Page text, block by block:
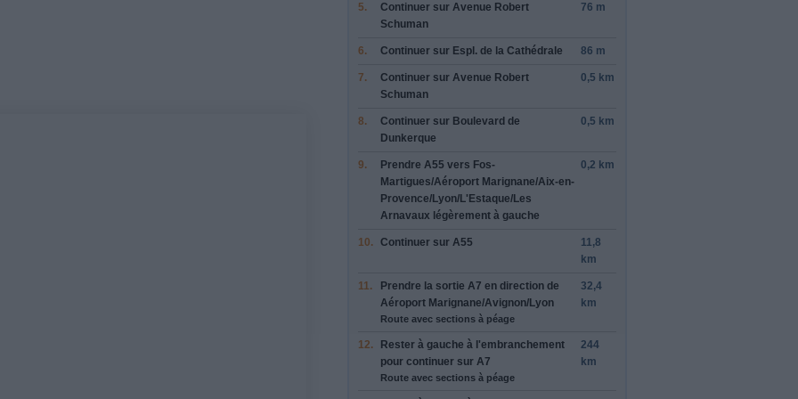
5. Continuer sur Avenue Robert
Schuman
76 m
6. Continuer sur Espl. de la Cathédrale 86 m
7. Continuer sur Avenue Robert
Schuman
0,5 km
8. Continuer sur Boulevard de
Dunkerque
0,5 km
9. Prendre A55 vers Fos-
Martigues/Aéroport Marignane/Aix-en-
Provence/Lyon/L'Estaque/Les
Arnavaux légèrement à gauche
0,2 km
10. Continuer sur A55
11,8
km
11. Prendre la sortie A7 en direction de
Aéroport Marignane/Avignon/Lyon
Route avec sections à péage
32,4
km
12. Rester à gauche à l'embranchement
pour continuer sur A7
Route avec sections à péage
244
km
Fermer cet avis